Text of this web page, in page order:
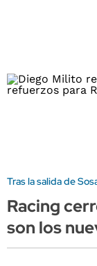
Tras la salida de
Racing
son los